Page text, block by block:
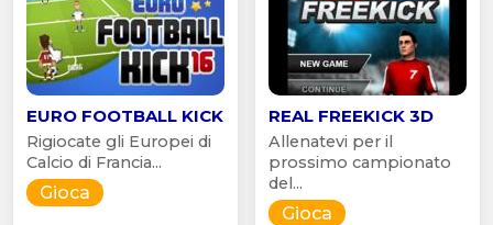
EURO FOOTBALL KICK
Rigiocate gli Europei di
Calcio di Francia...
Gioca
REAL FREEKICK 3D
Allenatevi per il
prossimo campionato
del...
Gioca